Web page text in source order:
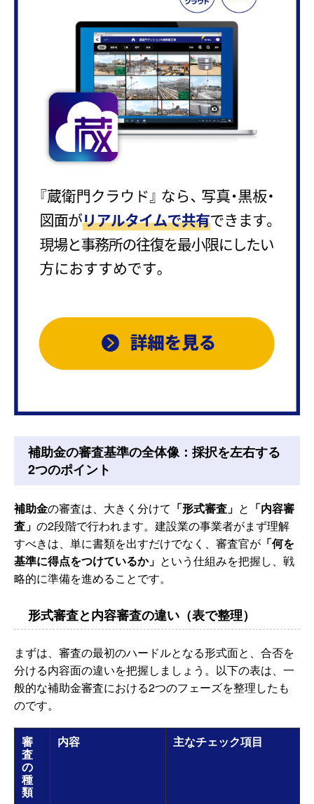
補助金の審査基準の全体像：採択を左右する
2つのポイント
補助金の審査は、大きく分けて 「形式審査」 と 「内容審
査」 の2段階で行われます。建設業の事業者がまず理解
すべきは、単に書類を出すだけでなく、審査官が 「何を
基準に得点をつけているか」 という仕組みを把握し、戦
略的に準備を進めることです。
形式審査と内容審査の違い（表で整理）
まずは、審査の最初のハードルとなる形式面と、合否を
分ける内容面の違いを把握しましょう。以下の表は、一
般的な補助金審査における2つのフェーズを整理したも
のです。
審
査
の
種
類
内容 主なチェック項目